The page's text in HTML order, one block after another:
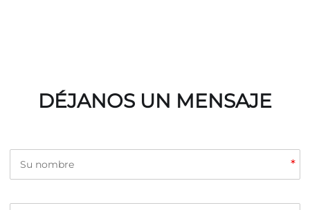
DÉJANOS UN MENSAJE
*